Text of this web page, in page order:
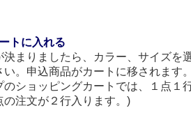
トに入れる
決まりましたら、カラー、サイズを
い。申込商品がカートに移されます
のショッピングカートでは、１点１
の注文が２行入ります。)